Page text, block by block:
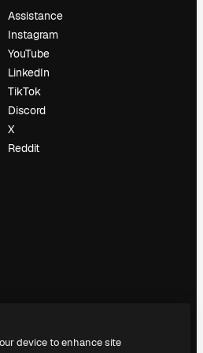
Assistance
Instagram
YouTube
LinkedIn
TikTok
Discord
X
Reddit
device to enhance site